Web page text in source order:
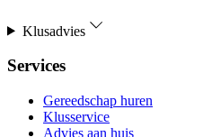
Klusadvies
Services
Gereedschap huren
Klusservice
Advies aan huis